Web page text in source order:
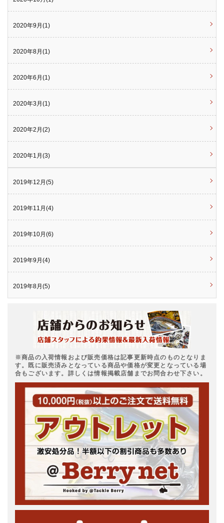
2020年9月(1)
2020年8月(1)
2020年6月(1)
2020年3月(1)
2020年2月(2)
2020年1月(3)
2019年12月(5)
2019年11月(4)
2019年10月(6)
2019年9月(4)
2019年8月(5)
※商品の入荷情報および販売価格は記事更新時点のものとなりま
す。既に販売済みとなっている商品や価格が変更となっている場
合もございます。詳しくは情報掲載店舗までお問合わせ下さい。